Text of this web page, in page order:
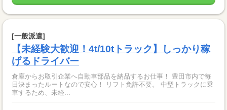
[一般派遣]
【未経験大歓迎！4t/10tトラック】しっかり稼
げるドライバー
倉庫からお取引企業へ自動車部品を納品するお仕事！ 豊田市内で毎
日決まったルートなので安心！ リフト免許不要。 中型トラックに乗
車するため、未経...